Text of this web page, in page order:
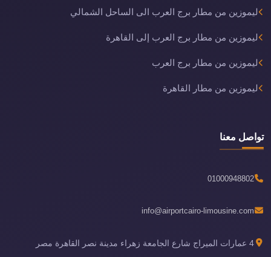
ليموزين من مطار برج العرب الى الساحل الشمالي
ليموزين من مطار برج العرب إلى القاهرة
ليموزين من مطار برج العرب
ليموزين من مطار القاهرة
تواصل معنا
01000948802
info@airportcairo-limousine.com
4 عمارات الميراج شارع الجامعة زهراء مدينة نصر القاهرة مصر